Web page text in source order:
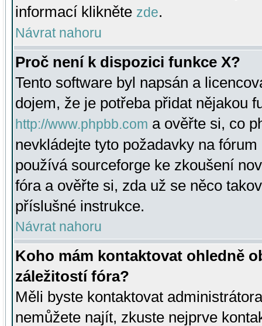
informací klikněte zde.
Návrat nahoru
Proč není k dispozici funkce X?
Tento software byl napsán a
dojem, že je potřeba přidat nějakou
http://www.phpbb.com a ověřte si, co
nevkládejte tyto požadavky na
používá sourceforge ke zkoušení
fóra a ověřte si, zda už se něco
příslušné instrukce.
Návrat nahoru
Koho mám kontaktovat ohledně
záležitostí fóra?
Měli byste kontaktovat
nemůžete najít, zkuste nejprve